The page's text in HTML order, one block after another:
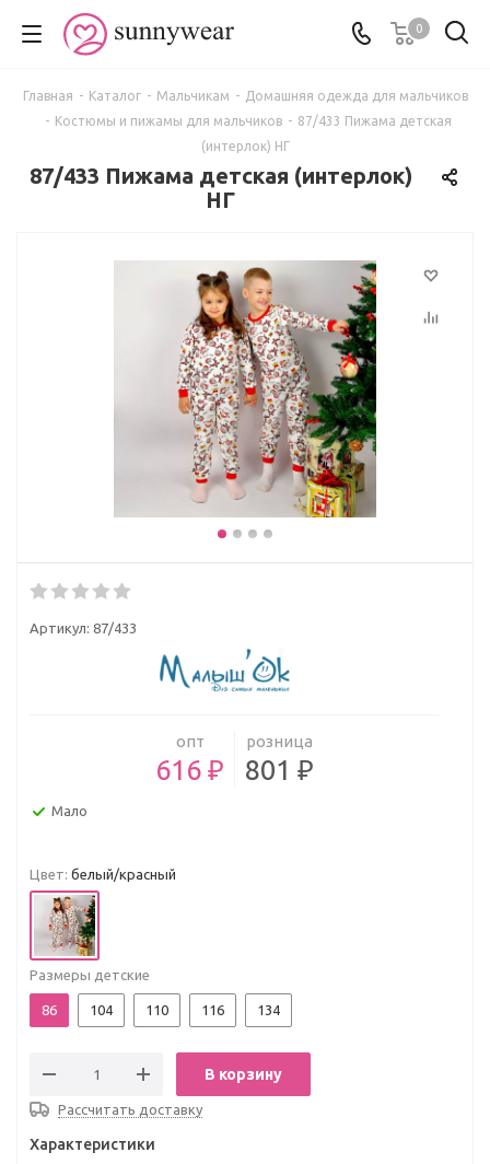
0
Главная - Каталог - Мальчикам - Домашняя одежда для мальчиков
- Костюмы и пижамы для мальчиков - 87/433 Пижама детская
(интерлок) НГ
87/433 Пижама детская (интерлок)
НГ
Артикул: 87/433
опт
616 ₽
розница
801 ₽
Мало
Цвет: белый/красный
Размеры детские
86 104 110 116 134
В корзину
Рассчитать доставку
Характеристики